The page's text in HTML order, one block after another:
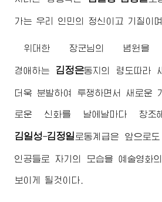
가는 우리 인민의 정신이고 기질이
위대한 장군님 의 념원을
경애하는 김정은동지 의 령도따라
더욱 분발하여 투쟁하면서 새로운
로운 신화를 날에날마다 창조
김일성-김정일 로동계급은 앞으로
인공들로 자기의 모습을 예술영화
보이게 될것이다.